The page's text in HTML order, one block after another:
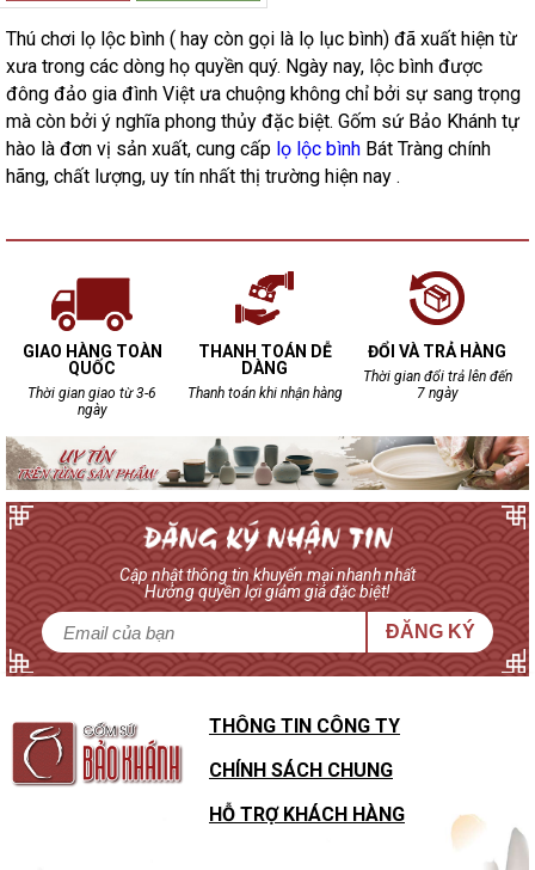
Thú chơi lọ lộc bình ( hay còn gọi là lọ lục bình) đã xuất hiện từ
xưa trong các dòng họ quyền quý. Ngày nay, lộc bình được
đông đảo gia đình Việt ưa chuộng không chỉ bởi sự sang trọng
mà còn bởi ý nghĩa phong thủy đặc biệt. Gốm sứ Bảo Khánh tự
hào là đơn vị sản xuất, cung cấp lọ lộc bình Bát Tràng chính
hãng, chất lượng, uy tín nhất thị trường hiện nay .
GIAO HÀNG TOÀN
QUỐC
Thời gian giao từ 3-6
ngày
THANH TOÁN DỄ
DÀNG
Thanh toán khi nhận hàng
ĐỔI VÀ TRẢ HÀNG
Thời gian đổi trả lên đến
7 ngày
Cập nhật thông tin khuyến mại nhanh nhất
Hưởng quyền lợi giảm giá đặc biệt!
ĐĂNG KÝ
THÔNG TIN CÔNG TY
CHÍNH SÁCH CHUNG
HỖ TRỢ KHÁCH HÀNG